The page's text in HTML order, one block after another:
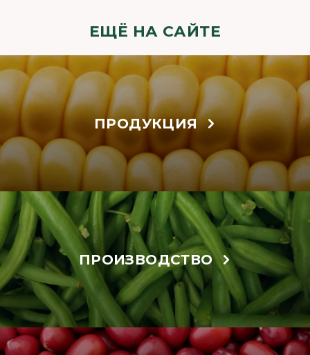
ЕЩЁ НА САЙТЕ
ПРОДУКЦИЯ
ПРОИЗВОДСТВО